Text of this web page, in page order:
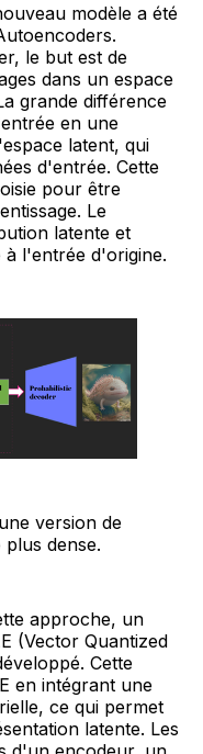
modèle a été
le but est de
dans un espace
grande différence
en une
latent, qui
d'entrée. Cette
pour être
Le
latente et
à l'entrée d'origine.
version de
plus dense.
approche, un
(Vector Quantized
Cette
en intégrant une
ce qui permet
latente. Les